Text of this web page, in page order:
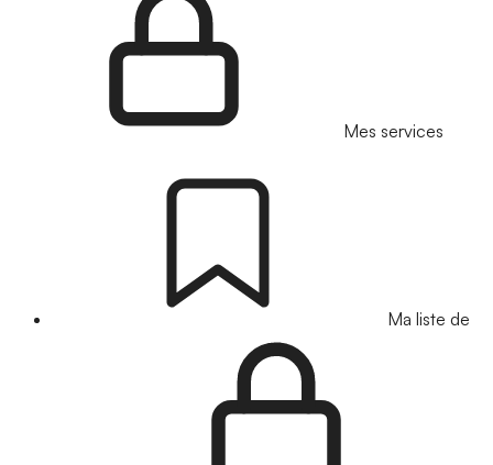
Mes services
Ma liste de